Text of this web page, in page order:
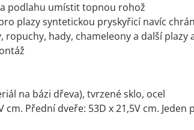
podlahu umístit topnou rohož
plazy syntetickou pryskyřicí navíc
ropuchy, hady, chameleony a další plazy
na bázi dřeva), tvrzené sklo, ocel
cm. Přední dveře: 53D x 21,5V cm.